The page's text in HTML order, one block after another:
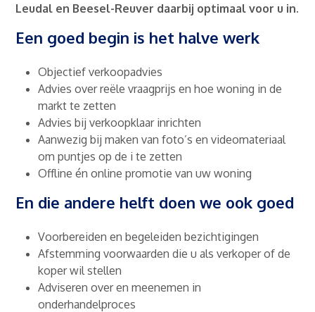
Leudal en Beesel-Reuver daarbij optimaal voor u in.
Een goed begin is het halve werk
Objectief verkoopadvies
Advies over reële vraagprijs en hoe woning in de
markt te zetten
Advies bij verkoopklaar inrichten
Aanwezig bij maken van foto’s en videomateriaal
om puntjes op de i te zetten
Offline én online promotie van uw woning
En die andere helft doen we ook goed
Voorbereiden en begeleiden bezichtigingen
Afstemming voorwaarden die u als verkoper of de
koper wil stellen
Adviseren over en meenemen in
onderhandelproces